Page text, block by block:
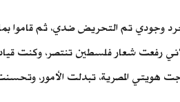
وجودي تم التحريض ضدي، ثم قاموا
رفعت شعار فلسطين تنتصر، وكنت
المصرية، تبدلت الأمور،